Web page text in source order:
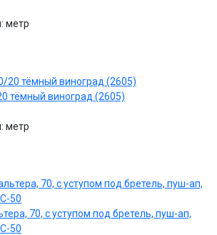
метр
тёмный виноград (2605)
метр
70, с уступом под бретель, пуш-ап,
50